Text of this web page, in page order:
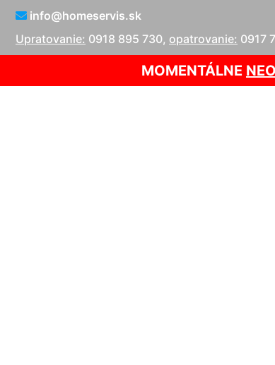
info@homeservis.sk
Upratovanie: 0918 895 730, opatrovanie: 0917
MOMENTÁLNE